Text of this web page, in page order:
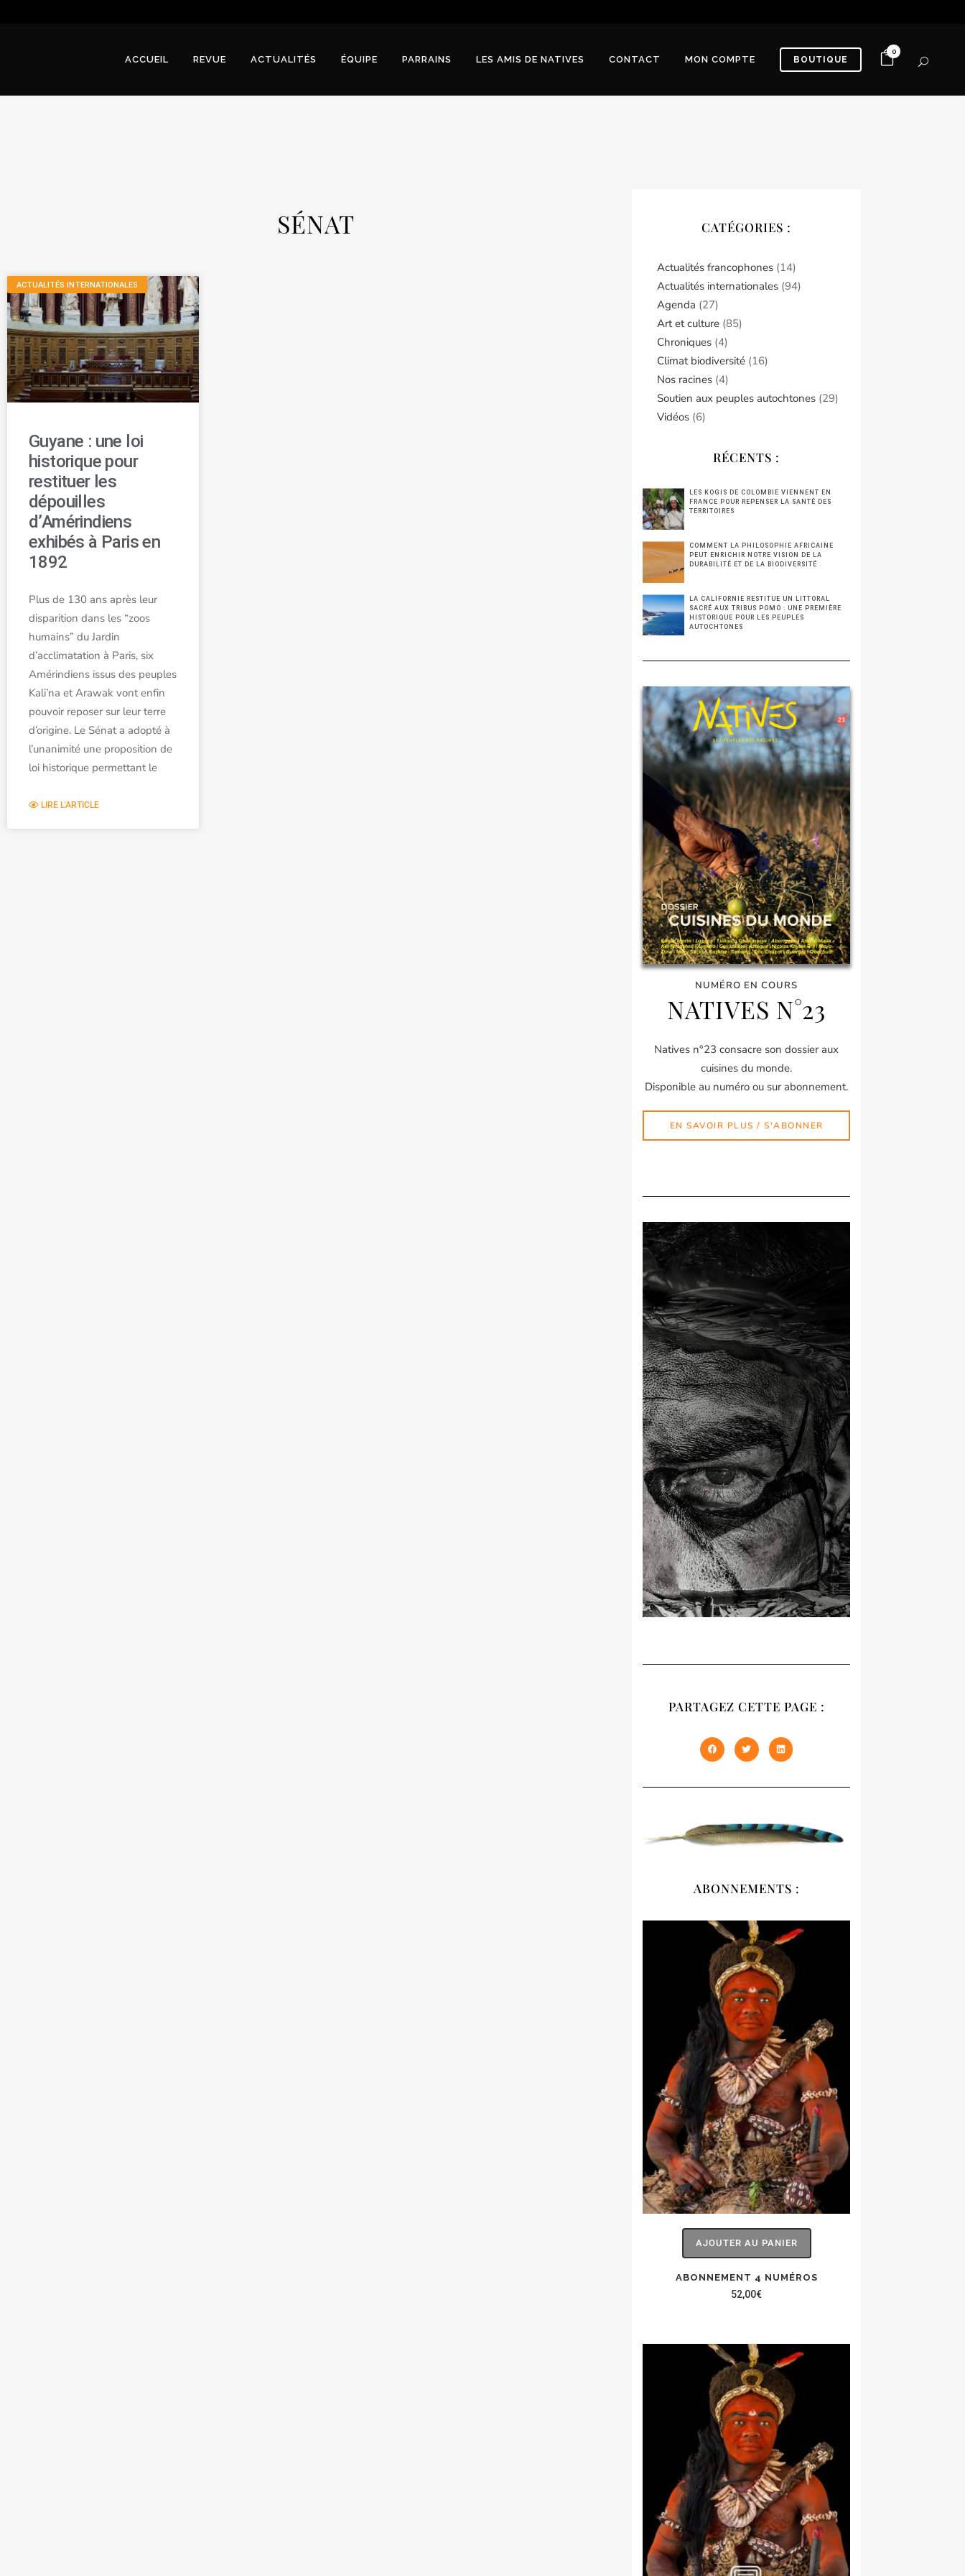
BOUTIQUE
0
ACCUEIL REVUE ACTUALITÉS ÉQUIPE PARRAINS LES AMIS DE NATIVES CONTACT MON COMPTE
SÉNAT
ACTUALITÉS INTERNATIONALES
Guyane : une loi
historique pour
restituer les
dépouilles
d’Amérindiens
exhibés à Paris en
1892
Plus de 130 ans après leur
disparition dans les “zoos
humains” du Jardin
d’acclimatation à Paris, six
Amérindiens issus des peuples
Kali’na et Arawak vont enfin
pouvoir reposer sur leur terre
d’origine. Le Sénat a adopté à
l’unanimité une proposition de
loi historique permettant le
LIRE L'ARTICLE
CATÉGORIES :
Actualités francophones (14)
Actualités internationales (94)
Agenda (27)
Art et culture (85)
Chroniques (4)
Climat biodiversité (16)
Nos racines (4)
Soutien aux peuples autochtones (29)
Vidéos (6)
RÉCENTS :
LES KOGIS DE COLOMBIE VIENNENT EN
FRANCE POUR REPENSER LA SANTÉ DES
TERRITOIRES
COMMENT LA PHILOSOPHIE AFRICAINE
PEUT ENRICHIR NOTRE VISION DE LA
DURABILITÉ ET DE LA BIODIVERSITÉ
LA CALIFORNIE RESTITUE UN LITTORAL
SACRÉ AUX TRIBUS POMO : UNE PREMIÈRE
HISTORIQUE POUR LES PEUPLES
AUTOCHTONES
NUMÉRO EN COURS
NATIVES N°23
Natives n°23 consacre son dossier aux
cuisines du monde.
Disponible au numéro ou sur abonnement.
EN SAVOIR PLUS / S'ABONNER
présente les trois
premiers numéros
un seul volume de 408
PARTAGEZ CETTE PAGE :
ABONNEMENTS :
AJOUTER AU PANIER
ABONNEMENT 4 NUMÉROS
52,00€